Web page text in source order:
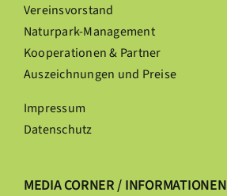
Vereinsvorstand
Naturpark-Management
Kooperationen & Partner
Auszeichnungen und Preise
Impressum
Datenschutz
MEDIA CORNER / INFORMATIONEN